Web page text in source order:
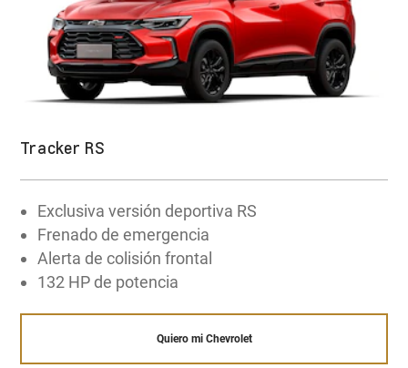
Además, gracias aOnStar, disponés de
asistencia las 24 horas, brindándote
tranquilidad y respaldo en cualquier situación
Explorar la tecnologia OnStar
105 HP POTENCIA
161 NM TORQUE
Tracker RS
Exclusiva versión deportiva RS
Frenado de emergencia
Alerta de colisión frontal
132 HP de potencia
Quiero mi Chevrolet